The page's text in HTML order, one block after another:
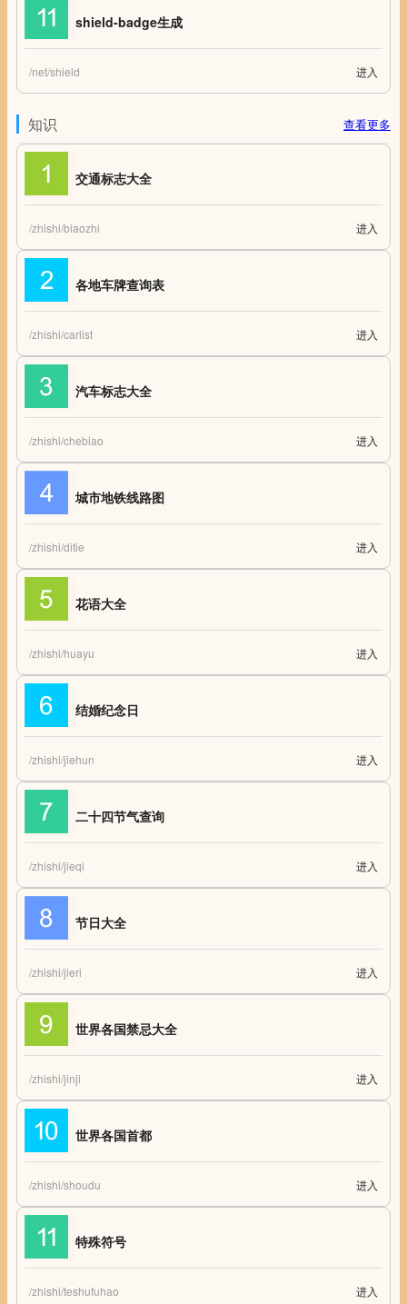
shield-badge生成
shield-badge生成
/net/shield 进入
知识 查看更多
交通标志大全
交通标志图片大全 交通标志
/zhishi/biaozhi 进入
各地车牌查询表
各地车牌查询表 车牌号查询 全国各地车牌查询表 车牌识别 车牌号码查询
查车牌号
/zhishi/carlist 进入
汽车标志大全
汽车标志大全 汽车标志图片大全
/zhishi/chebiao 进入
城市地铁线路图
城市地铁线路图 中国有地铁的城市线路图
/zhishi/ditie 进入
花语大全
花语大全 各种花的花语大全
/zhishi/huayu 进入
结婚纪念日
结婚纪念日 结婚周年纪念日查询
/zhishi/jiehun 进入
二十四节气查询
二十四节气查询 二十四节气养生 二十四节气时间表
/zhishi/jieqi 进入
节日大全
节日大全 2017年节日大全 东方 西方节日大全 世界节日
/zhishi/jieri 进入
世界各国禁忌大全
世界各国禁忌大全 言行活动日常禁忌大全
/zhishi/jinji 进入
世界各国首都
世界各国首都 各国首都 世界各国英文名 面积
/zhishi/shoudu 进入
特殊符号
特殊符号 特殊符号大全
/zhishi/teshufuhao 进入